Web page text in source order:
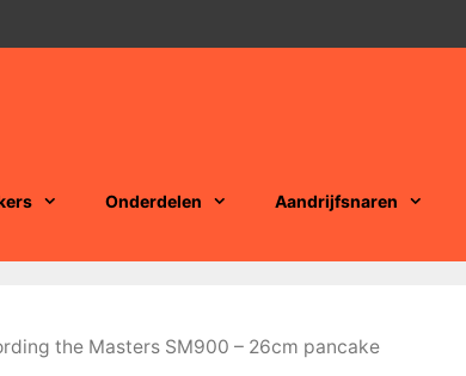
Onderdelen Aandrijfsnaren
the Masters SM900 – 26cm pancake